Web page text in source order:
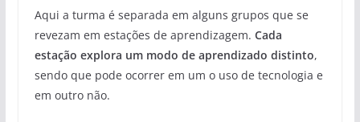
Aqui a turma é separada em alguns grupos que se
revezam em estações de aprendizagem. Cada
estação explora um modo de aprendizado distinto,
sendo que pode ocorrer em um o uso de tecnologia e
em outro não.